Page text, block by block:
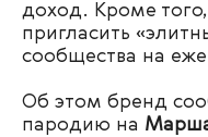
доход. Кроме
пригласить
сообщества на
Об этом бренд
пародию на